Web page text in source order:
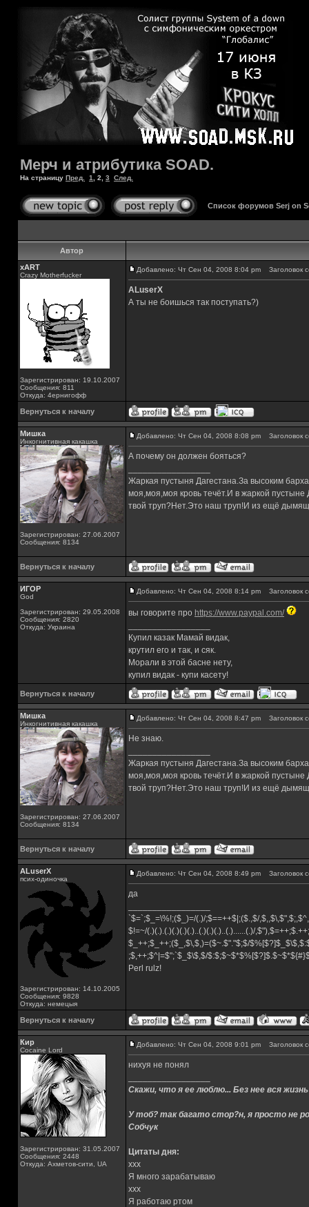
Мерч и атрибутика SOAD.
На страницу Пред. 1 2 3 След.
Список форумов Serj on
Автор
xART
Crazy Motherfucker
Зарегистрирован: 19.10.2007
Сообщения: 811
Откуда: 4ернигофф
Добавлено: Чт Сен 04, 2008 8:04 pm Заголовок
ALuserX
А ты не боишься так поступать?)
Вернуться к началу
Мишка
Инкогнитивная какашка
Зарегистрирован: 27.06.2007
Сообщения: 8134
Добавлено: Чт Сен 04, 2008 8:08 pm Заголовок
А почему он должен бояться?
Жаркая пустыня Дагестана.За высоким
моя,моя,моя кровь течёт.И в жаркой
твой труп?Нет.Это наш труп!И из ещё
Вернуться к началу
ИГОР
God
Зарегистрирован: 29.05.2008
Сообщения: 2820
Откуда: Украина
Добавлено: Чт Сен 04, 2008 8:14 pm Заголовок
вы говорите про https://www.paypal.com/
Купил казак Мамай видак,
крутил его и так, и сяк.
Морали в этой басне нету,
купил видак - купи касету!
Вернуться к началу
Мишка
Инкогнитивная какашка
Зарегистрирован: 27.06.2007
Сообщения: 8134
Добавлено: Чт Сен 04, 2008 8:47 pm Заголовок
Не знаю.
Жаркая пустыня Дагестана.За высоким
моя,моя,моя кровь течёт.И в жаркой
твой труп?Нет.Это наш труп!И из ещё
Вернуться к началу
ALuserX
псих-одиночка
Зарегистрирован: 14.10.2005
Сообщения: 9828
Откуда: немецыя
Добавлено: Чт Сен 04, 2008 8:49 pm Заголовок
да
`$=`;$_=\%!;($_)=/(.)/;$==++$|;($.,$/
$!=~/(.)(.).(.)(.)(.)(.)..(.)(.)(.)..(.)......(.)/
$_++;$_++;($_,$\,$,)=($~.$"."$;$/
;$,++;$^|=$";`$_$\$,$/
Perl rulz!
Вернуться к началу
Кир
Cocaine Lord
Зарегистрирован: 31.05.2007
Сообщения: 2448
Откуда: Ахметов-сити, UA
Добавлено: Чт Сен 04, 2008 9:01 pm Заголовок
нихуя не понял
Скажи, что я ее люблю... Без нее вся
У тоб? так багато стор?н, я просто не
Собчук
Цитаты дня:
xxx
Я много зарабатываю
xxx
Я работаю ртом